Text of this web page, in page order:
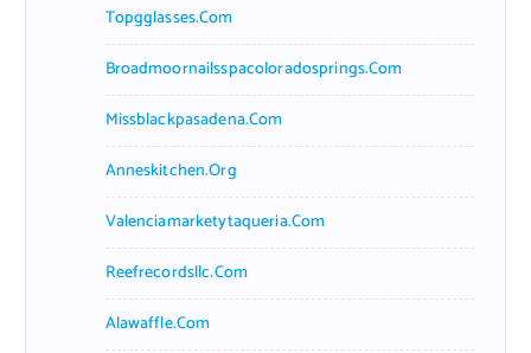
Topgglasses.com
Broadmoornailsspacoloradosprings.com
Missblackpasadena.com
Anneskitchen.org
Valenciamarketytaqueria.com
Reefrecordsllc.com
Alawaffle.com